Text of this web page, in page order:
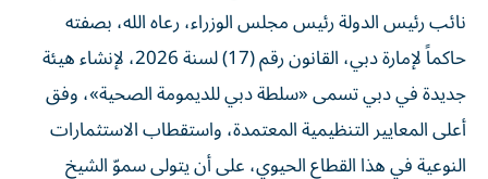
نائب رئيس الدولة رئيس مجلس الوزراء، رعاه الله، بصفته
حاكماً لإمارة دبي، القانون رقم (17) لسنة 2026، لإنشاء هيئة
جديدة في دبي تسمى «سلطة دبي للديمومة الصحية»، وفق
أعلى المعايير التنظيمية المعتمدة، واستقطاب الاستثمارات
النوعية في هذا القطاع الحيوي، على أن يتولى سموّ الشيخ